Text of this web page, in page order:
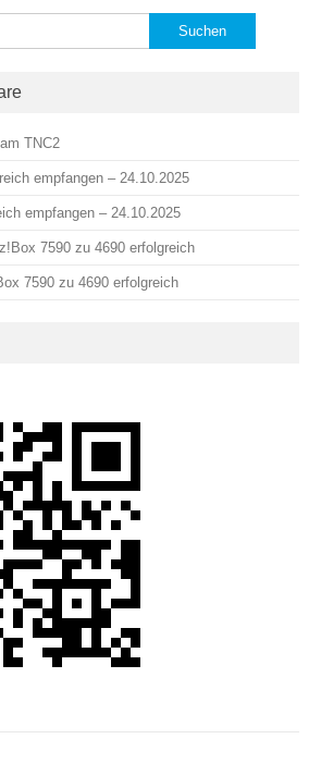
TNC2
empfangen – 24.10.2025
empfangen – 24.10.2025
7590 zu 4690 erfolgreich
7590 zu 4690 erfolgreich